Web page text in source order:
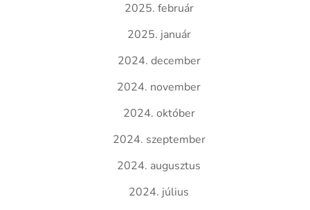
2025. február
2025. január
2024. december
2024. november
2024. október
2024. szeptember
2024. augusztus
2024. július